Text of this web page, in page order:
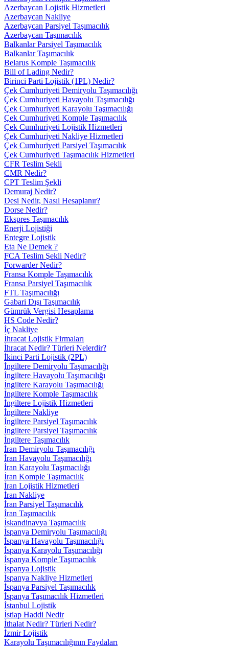
Azerbaycan Lojistik Hizmetleri
Azerbaycan Nakliye
Azerbaycan Parsiyel Taşımacılık
Azerbaycan Taşımacılık
Balkanlar Parsiyel Taşımacılık
Balkanlar Taşımacılık
Belarus Komple Taşımacılık
Bill of Lading Nedir?
Birinci Parti Lojistik (1PL) Nedir?
Çek Cumhuriyeti Demiryolu Taşımacılığı
Çek Cumhuriyeti Havayolu Taşımacılığı
Çek Cumhuriyeti Karayolu Taşımacılığı
Çek Cumhuriyeti Komple Taşımacılık
Çek Cumhuriyeti Lojistik Hizmetleri
Çek Cumhuriyeti Nakliye Hizmetleri
Çek Cumhuriyeti Parsiyel Taşımacılık
Çek Cumhuriyeti Taşımacılık Hizmetleri
CFR Teslim Şekli
CMR Nedir?
CPT Teslim Şekli
Demuraj Nedir?
Desi Nedir, Nasıl Hesaplanır?
Dorse Nedir?
Ekspres Taşımacılık
Enerji Lojistiği
Entegre Lojistik
Eta Ne Demek ?
FCA Teslim Şekli Nedir?
Forwarder Nedir?
Fransa Komple Taşımacılık
Fransa Parsiyel Taşımacılık
FTL Taşımacılığı
Gabari Dışı Taşımacılık
Gümrük Vergisi Hesaplama
HS Code Nedir?
İç Nakliye
İhracat Lojistik Firmaları
İhracat Nedir? Türleri Nelerdir?
İkinci Parti Lojistik (2PL)
İngiltere Demiryolu Taşımacılığı
İngiltere Havayolu Taşımacılığı
İngiltere Karayolu Taşımacılığı
İngiltere Komple Taşımacılık
İngiltere Lojistik Hizmetleri
İngiltere Nakliye
İngiltere Parsiyel Taşımacılık
İngiltere Parsiyel Taşımacılık
İngiltere Taşımacılık
İran Demiryolu Taşımacılığı
İran Havayolu Taşımacılığı
İran Karayolu Taşımacılığı
İran Komple Taşımacılık
İran Lojistik Hizmetleri
İran Nakliye
İran Parsiyel Taşımacılık
İran Taşımacılık
İskandinavya Taşımacılık
İspanya Demiryolu Taşımacılığı
İspanya Havayolu Taşımacılığı
İspanya Karayolu Taşımacılığı
İspanya Komple Taşımacılık
İspanya Lojistik
İspanya Nakliye Hizmetleri
İspanya Parsiyel Taşımacılık
İspanya Taşımacılık Hizmetleri
İstanbul Lojistik
İstiap Haddi Nedir
İthalat Nedir? Türleri Nedir?
İzmir Lojistik
Karayolu Taşımacılığının Faydaları